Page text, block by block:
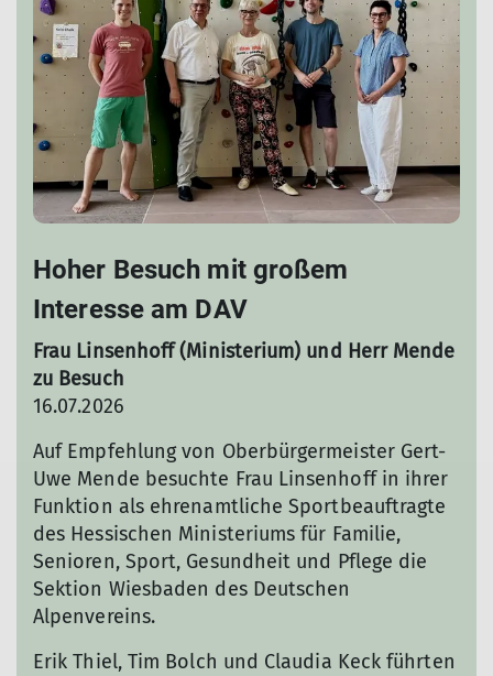
Hoher Besuch mit großem
Interesse am DAV
Frau Linsenhoff (Ministerium) und Herr Mende
zu Besuch
16.07.2026
Auf Empfehlung von Oberbürgermeister Gert-
Uwe Mende besuchte Frau Linsenhoff in ihrer
Funktion als ehrenamtliche Sportbeauftragte
des Hessischen Ministeriums für Familie,
Senioren, Sport, Gesundheit und Pflege die
Sektion Wiesbaden des Deutschen
Alpenvereins.
Erik Thiel, Tim Bolch und Claudia Keck führten